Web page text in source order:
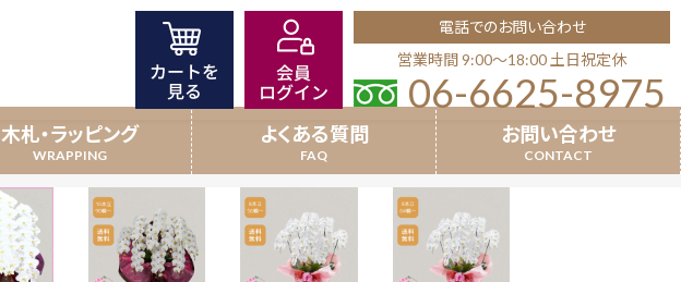
電話でのお問い合わせ
営業時間 9:00〜18:00 土日祝定休
06-6625-8975
昇進祝い 就任祝い
7本立 8本立以上
木札・ラッピング よくある質問 お問い合わせ